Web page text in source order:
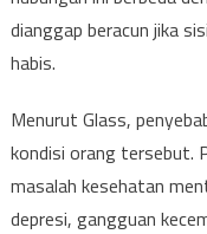
dianggap beracun jika
habis.
Menurut Glass,
kondisi orang tersebut.
masalah kesehatan
depresi, gangguan